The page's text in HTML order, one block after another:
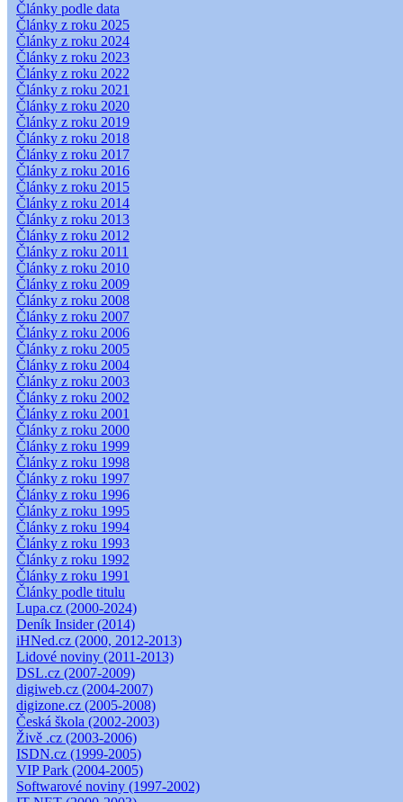
Články podle data
Články z roku 2025
Články z roku 2024
Články z roku 2023
Články z roku 2022
Články z roku 2021
Články z roku 2020
Články z roku 2019
Články z roku 2018
Články z roku 2017
Články z roku 2016
Články z roku 2015
Články z roku 2014
Články z roku 2013
Články z roku 2012
Články z roku 2011
Články z roku 2010
Články z roku 2009
Články z roku 2008
Články z roku 2007
Články z roku 2006
Články z roku 2005
Články z roku 2004
Články z roku 2003
Články z roku 2002
Články z roku 2001
Články z roku 2000
Články z roku 1999
Články z roku 1998
Články z roku 1997
Články z roku 1996
Články z roku 1995
Články z roku 1994
Články z roku 1993
Články z roku 1992
Články z roku 1991
Články podle titulu
Lupa.cz (2000-2024)
Deník Insider (2014)
iHNed.cz (2000, 2012-2013)
Lidové noviny (2011-2013)
DSL.cz (2007-2009)
digiweb.cz (2004-2007)
digizone.cz (2005-2008)
Česká škola (2002-2003)
Živě .cz (2003-2006)
ISDN.cz (1999-2005)
VIP Park (2004-2005)
Softwarové noviny (1997-2002)